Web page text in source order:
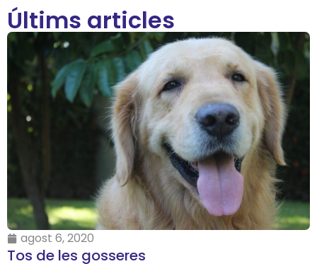
Últims articles
agost 6, 2020
Tos de les gosseres